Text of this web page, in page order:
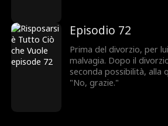
Episodio 72
Prima del divorzio, per
malvagia. Dopo il
seconda possibilità, alla
"No, grazie."